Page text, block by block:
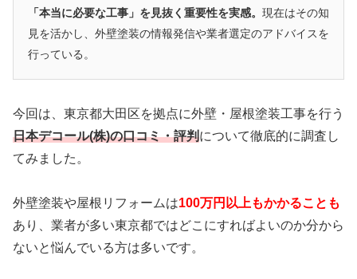
「本当に必要な工事」を見抜く重要性を実感。 現在はその知
見を活かし、外壁塗装の情報発信や業者選定のアドバイスを
行っている。
今回は、東京都大田区を拠点に外壁・屋根塗装工事を行う
日本デコール(株)の口コミ・評判について徹底的に調査し
てみました。
外壁塗装や屋根リフォームは100万円以上もかかることも
あり、業者が多い東京都ではどこにすればよいのか分から
ないと悩んでいる方は多いです。